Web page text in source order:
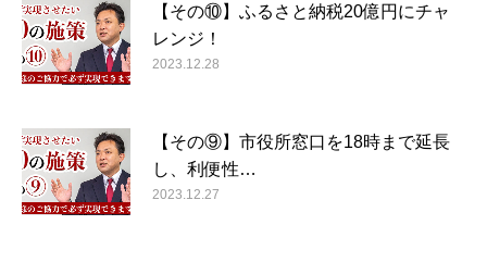
【その⑩】ふるさと納税20億円にチャ
レンジ！
2023.12.28
【その⑨】市役所窓口を18時まで延長
し、利便性…
2023.12.27